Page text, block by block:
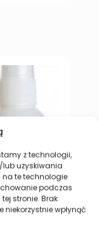
z technologii,
lub uzyskiwania
te technologie
podczas
stronie. Brak
wpłynąć
STÓP 75ML.
do stóp,
higieny i